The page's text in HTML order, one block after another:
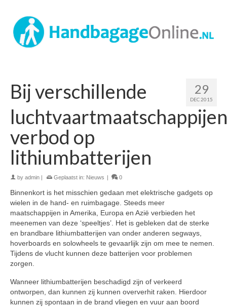
29
DEC 2015
Bij verschillende
luchtvaartmaatschappijen
verbod op
lithiumbatterijen
by admin | Geplaatst in: Nieuws | 0
Binnenkort is het misschien gedaan met elektrische gadgets op
wielen in de hand- en ruimbagage. Steeds meer
maatschappijen in Amerika, Europa en Azië verbieden het
meenemen van deze ‘speeltjes’. Het is gebleken dat de sterke
en brandbare lithiumbatterijen van onder anderen segways,
hoverboards en solowheels te gevaarlijk zijn om mee te nemen.
Tijdens de vlucht kunnen deze batterijen voor problemen
zorgen.
Wanneer lithiumbatterijen beschadigd zijn of verkeerd
ontworpen, dan kunnen zij kunnen oververhit raken. Hierdoor
kunnen zij spontaan in de brand vliegen en vuur aan boord